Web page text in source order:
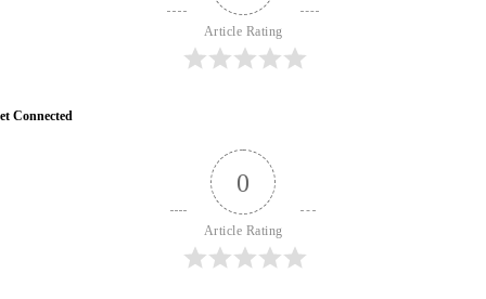
Article Rating
Connected
0
Article Rating